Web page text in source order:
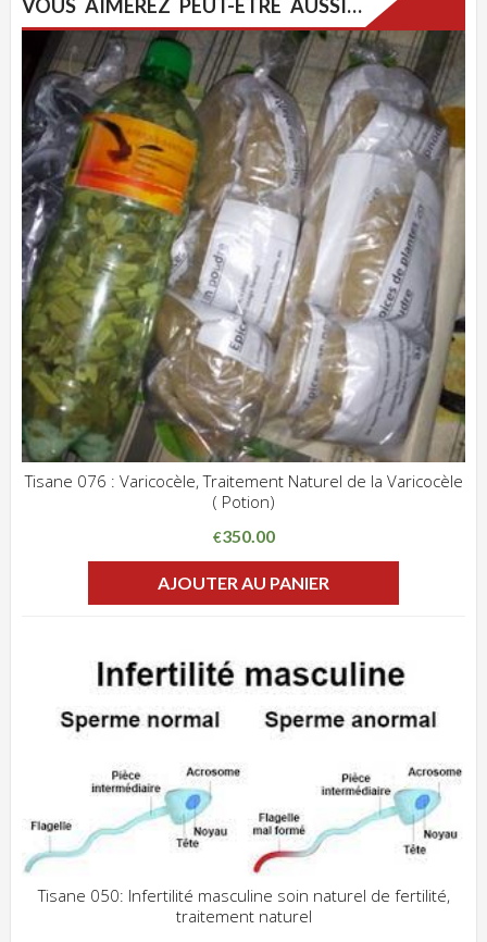
VOUS AIMEREZ PEUT-ÊTRE AUSSI…
Tisane 076 : Varicocèle, Traitement Naturel de la Varicocèle
( Potion)
€350.00
AJOUTER AU PANIER
Tisane 050: Infertilité masculine soin naturel de fertilité,
traitement naturel